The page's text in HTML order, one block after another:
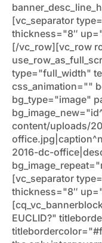
[vc_separator
thickness="8″
[/vc_row][vc_row
type="full_width"
css_animation=""
bg_type="image"
content/uploads/
2016-dc-
[vc_separator
thickness="8″
EUCLID?"